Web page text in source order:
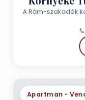
A Rám-szakadék
📞
Apartman -